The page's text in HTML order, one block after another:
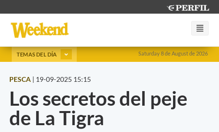
Saturday 8 de August de 2026
TEMAS DEL DÍA
PESCA | 19-09-2025 15:15
Los secretos del peje
de La Tigra